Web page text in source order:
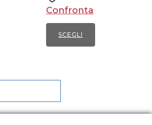
essere
scelte
nella
pagina
Confronta
SCEGLI
ha
varianti.